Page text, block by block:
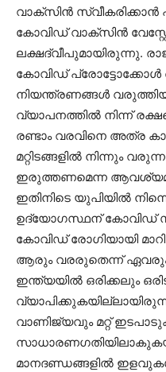
വാക്‌സിന്‍ സ്വീകരിക്കാന്‍
കോവിഡ് വാക്‌സിന്‍
ലക്ഷദ്വീപുമായിരുന്നു.
കോവിഡ്
നിയന്ത്രണങ്ങള്‍
വ്യാപനത്തില്‍ നിന്ന്
രണ്ടാം വരവിനെ അത്ര
മറ്റിടങ്ങളില്‍ നിന്നും
ഇരുത്തണമെന്ന
ഇതിനിടെ യുപിയില്‍
ഉദ്യോഗസ്ഥന് കോവിഡ്
കോവിഡ് രോഗിയായി
ആരും വരരുതെന്ന് ഏവരും
ഇന്ത്യയില്‍ ഒരിക്കലും
വാണിജ്യവും മറ്റ്
മാനദണ്ഡങ്ങളില്‍